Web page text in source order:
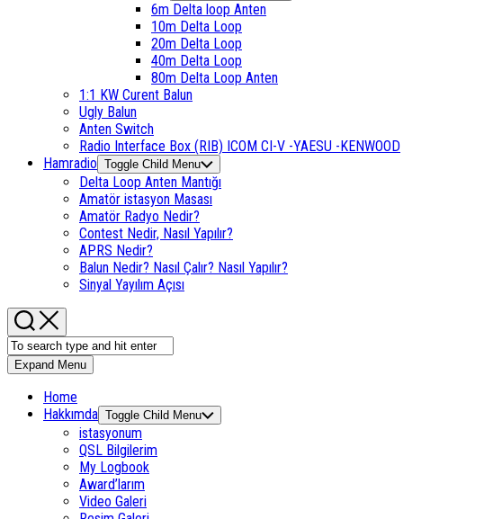
6m Delta loop Anten
10m Delta Loop
20m Delta Loop
40m Delta Loop
80m Delta Loop Anten
1:1 KW Curent Balun
Ugly Balun
Anten Switch
Radio Interface Box (RIB) ICOM CI-V -YAESU -KENWOOD
Hamradio Toggle Child Menu
Delta Loop Anten Mantığı
Amatör istasyon Masası
Amatör Radyo Nedir?
Contest Nedir, Nasıl Yapılır?
APRS Nedir?
Balun Nedir? Nasıl Çalır? Nasıl Yapılır?
Sinyal Yayılım Açısı
Expand Menu
Home
Hakkımda Toggle Child Menu
istasyonum
QSL Bilgilerim
My Logbook
Award’larım
Video Galeri